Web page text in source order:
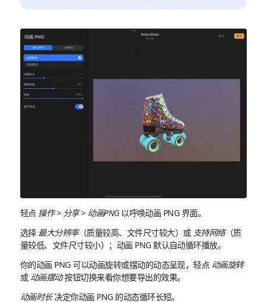
轻点 操作> 分享> 动画PNG以呼唤动画 PNG 界面。
选择最大分辨率（质量较高、文件尺寸较大）或 支持网络（质
量较低、文件尺寸较小）；动画 PNG 默认自动循环播放。
你的动画 PNG 可以动画旋转或摆动的动态呈现，轻点 动画旋转
或 动画摆动按钮切换来看你想要导出的效果。
动画时长决定你动画 PNG 的动态循环长短。